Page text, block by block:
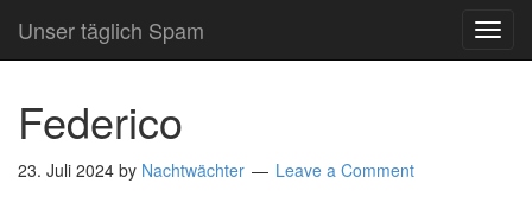
Unser täglich Spam
Federico
23. Juli 2024 by Nachtwächter Leave a Comment